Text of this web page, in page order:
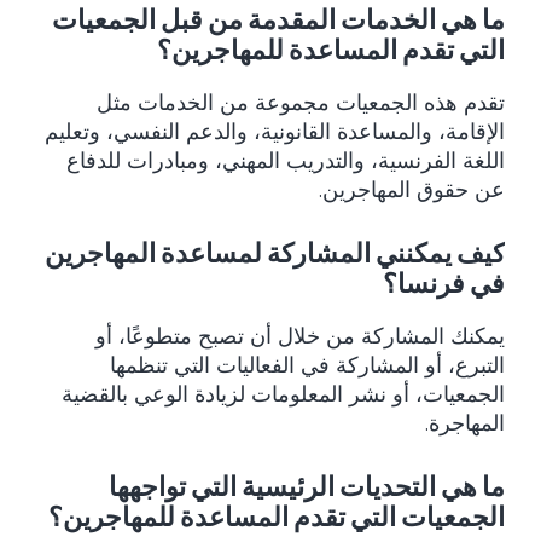
ما هي الخدمات المقدمة من قبل الجمعيات
التي تقدم المساعدة للمهاجرين؟
تقدم هذه الجمعيات مجموعة من الخدمات مثل
الإقامة، والمساعدة القانونية، والدعم النفسي، وتعليم
اللغة الفرنسية، والتدريب المهني، ومبادرات للدفاع
عن حقوق المهاجرين.
كيف يمكنني المشاركة لمساعدة المهاجرين
في فرنسا؟
يمكنك المشاركة من خلال أن تصبح متطوعًا، أو
التبرع، أو المشاركة في الفعاليات التي تنظمها
الجمعيات، أو نشر المعلومات لزيادة الوعي بالقضية
المهاجرة.
ما هي التحديات الرئيسية التي تواجهها
الجمعيات التي تقدم المساعدة للمهاجرين؟